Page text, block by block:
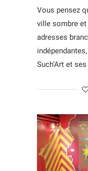
Vous pensez
ville sombre et
adresses
Such’Art et